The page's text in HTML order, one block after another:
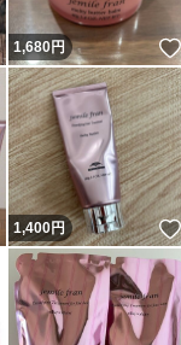
いいね！
1,680円
いいね！
1,400円